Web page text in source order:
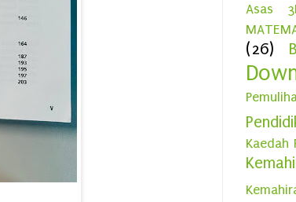
►
▼
►
►
►
Asas
(26)
Kaedah